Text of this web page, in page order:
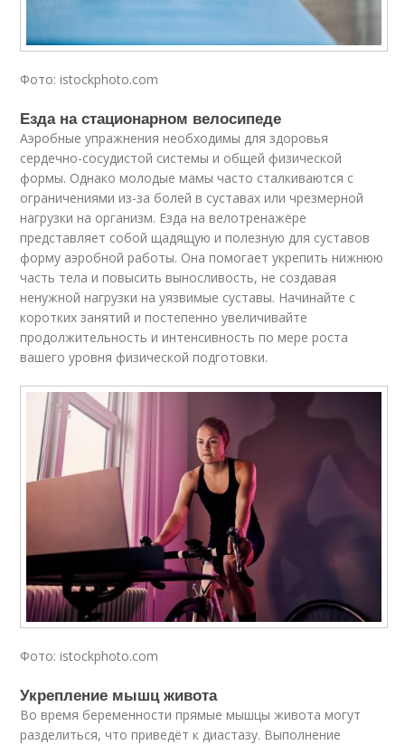
Фото: istockphoto.com
Езда на стационарном велосипеде
Аэробные упражнения необходимы для здоровья
сердечно-сосудистой системы и общей физической
формы. Однако молодые мамы часто сталкиваются с
ограничениями из-за болей в суставах или чрезмерной
нагрузки на организм. Езда на велотренажёре
представляет собой щадящую и полезную для суставов
форму аэробной работы. Она помогает укрепить нижнюю
часть тела и повысить выносливость, не создавая
ненужной нагрузки на уязвимые суставы. Начинайте с
коротких занятий и постепенно увеличивайте
продолжительность и интенсивность по мере роста
вашего уровня физической подготовки.
Фото: istockphoto.com
Укрепление мышц живота
Во время беременности прямые мышцы живота могут
разделиться, что приведёт к диастазу. Выполнение